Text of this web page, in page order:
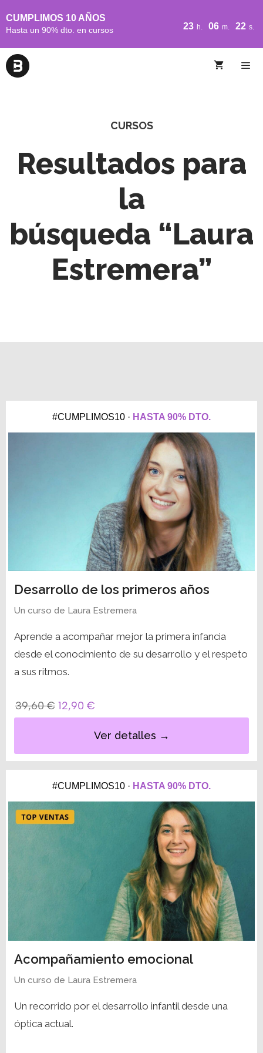
CUMPLIMOS 10 AÑOS
Hasta un 90% dto. en cursos 23 h. 06 m. 21 s.
CURSOS
Resultados para
la
búsqueda “Laura
Estremera”
#CUMPLIMOS10 · HASTA 90% DTO.
Desarrollo de los primeros años
Un curso de Laura Estremera
Aprende a acompañar mejor la primera infancia
desde el conocimiento de su desarrollo y el respeto
a sus ritmos.
39,60€ 12,90 €
Ver detalles →
#CUMPLIMOS10 · HASTA 90% DTO.
Acompañamiento emocional
Un curso de Laura Estremera
Un recorrido por el desarrollo infantil desde una
óptica actual.